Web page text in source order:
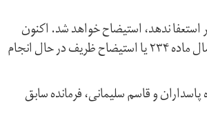
ندهد، استیضاح خواهد شد. اکنون
نظام‌الدین موسوی، عضو کمیسیون اصل ۹۰ مجلس، هم گفته رایزنی برای اعمال ماده ۲۳۴ یا استیضاح ظریف در حال انجام
و قاسم سلیمانی،‌ فرمانده سابق